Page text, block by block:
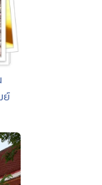
ย์